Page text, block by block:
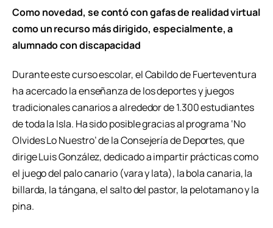
Como novedad, se contó con gafas de realidad virtual
como un recurso más dirigido, especialmente, a
alumnado con discapacidad
Durante este curso escolar, el Cabildo de Fuerteventura
ha acercado la enseñanza de los deportes y juegos
tradicionales canarios a alrededor de 1.300 estudiantes
de toda la Isla. Ha sido posible gracias al programa ‘No
Olvides Lo Nuestro’ de la Consejería de Deportes, que
dirige Luis González, dedicado a impartir prácticas como
el juego del palo canario (vara y lata), la bola canaria, la
billarda, la tángana, el salto del pastor, la pelotamano y la
pina.